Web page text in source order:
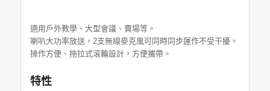
適用戶外教學、大型會議、賣場等。
喇叭大功率放送，2支無線麥克風可同時同步運作不受干擾。
操作方便、拖拉式滾輪設計，方便攜帶。
特性